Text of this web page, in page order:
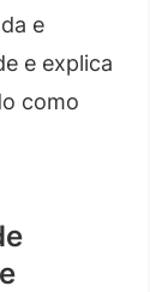
e
e explica
como